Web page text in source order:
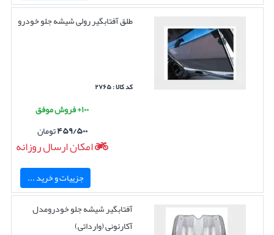
طلق آفتابگیر رولی شیشه جلو خودرو
کد کالا : ۲۷۶۵
۱۰۰+ فروش موفق
۴۵۹/۵۰۰تومان
امکان ارسال روزانه
جزییات و خرید ...
آفتابگیر شیشه جلو خودرومدل
آکارئونی (وارداتی)